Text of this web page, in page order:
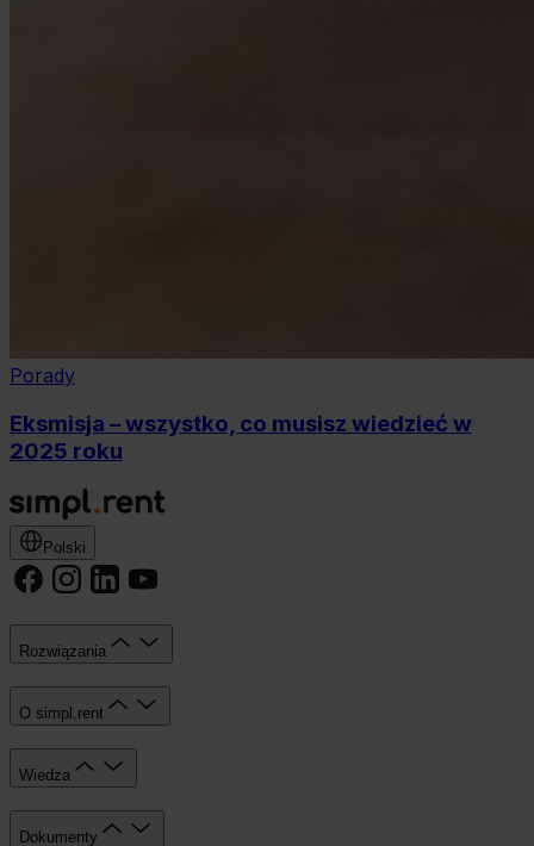
Porady
Eksmisja – wszystko, co musisz wiedzieć w
2025 roku
Polski
Rozwiązania
O simpl.rent
Wiedza
Dokumenty